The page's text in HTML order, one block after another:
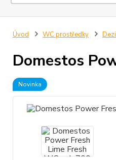
Úvod WC prostředky
Domestos
Novinka